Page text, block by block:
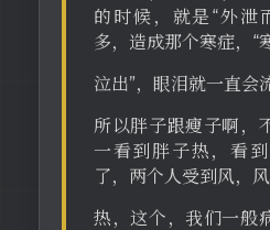
的时候，就是“外泄
多，造成那个寒症，“
泣出”，眼泪就一直会
所以胖子跟瘦子啊，
一看到胖子热，看
了，两个人受到风，
热，这个，我们一般